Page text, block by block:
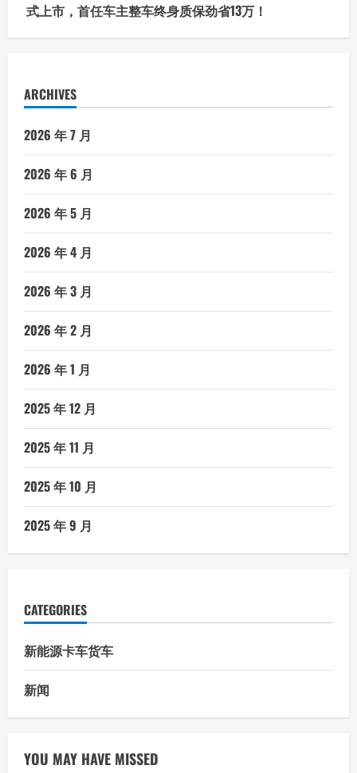
式上市，首任车主整车终身质保劲省13万！
ARCHIVES
2026 年 7 月
2026 年 6 月
2026 年 5 月
2026 年 4 月
2026 年 3 月
2026 年 2 月
2026 年 1 月
2025 年 12 月
2025 年 11 月
2025 年 10 月
2025 年 9 月
CATEGORIES
新能源卡车货车
新闻
YOU MAY HAVE MISSED